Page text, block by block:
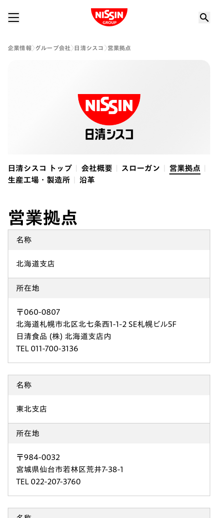
Nissin Group
企業情報 グループ会社 日清シスコ 営業拠点
日清シスコ トップ 会社概要 スローガン
営業拠点
生産工場・製造所
沿革
営業拠点
名称
北海道支店
所在地
〒060-0807
北海道札幌市北区北七条西1-1-2 SE札幌ビル5F
日清食品 (株) 北海道支店内
TEL 011-700-3136
名称
東北支店
所在地
〒984-0032
宮城県仙台市若林区荒井7-38-1
TEL 022-207-3760